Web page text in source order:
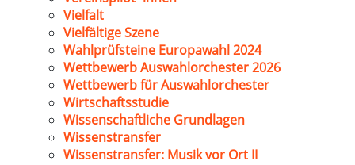
Vielfalt
Vielfältige Szene
Wahlprüfsteine Europawahl 2024
Wettbewerb Auswahlorchester 2026
Wettbewerb für Auswahlorchester
Wirtschaftsstudie
Wissenschaftliche Grundlagen
Wissenstransfer
Wissenstransfer: Musik vor Ort II